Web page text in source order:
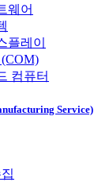
웨어
플레이
컴퓨터
Service)